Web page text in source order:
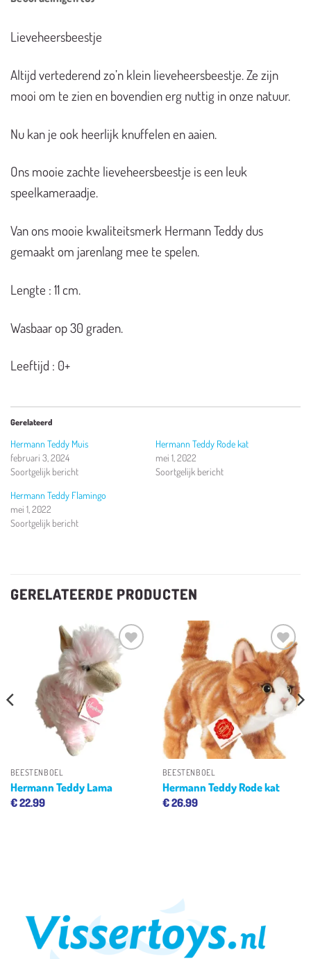
Lieveheersbeestje
Altijd vertederend zo’n klein lieveheersbeestje. Ze zijn
mooi om te zien en bovendien erg nuttig in onze natuur.
Nu kan je ook heerlijk knuffelen en aaien.
Ons mooie zachte lieveheersbeestje is een leuk
speelkameraadje.
Van ons mooie kwaliteitsmerk Hermann Teddy dus
gemaakt om jarenlang mee te spelen.
Lengte : 11 cm.
Wasbaar op 30 graden.
Leeftijd : 0+
Gerelateerd
Hermann Teddy Muis
februari 3, 2024
Soortgelijk bericht
Hermann Teddy Rode kat
mei 1, 2022
Soortgelijk bericht
Hermann Teddy Flamingo
mei 1, 2022
Soortgelijk bericht
GERELATEERDE PRODUCTEN
Toevoegen
aan
verlanglijst
BEESTENBOEL
Hermann Teddy Lama
€22.99
Toevoegen
aan
verlanglijst
BEESTENBOEL
Hermann Teddy Rode kat
€26.99